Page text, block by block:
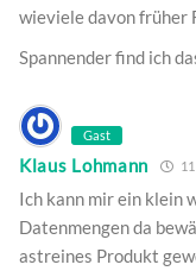
wieviele davon früher
Spannender find ich
Gast
Klaus Lohmann
Ich kann mir ein klein
Datenmengen da
astreines Produkt